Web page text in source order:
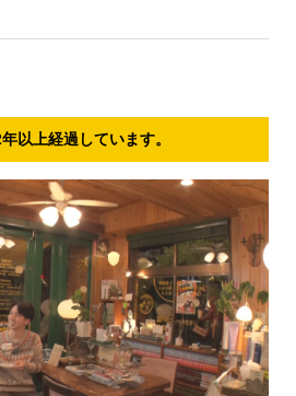
以上経過しています。